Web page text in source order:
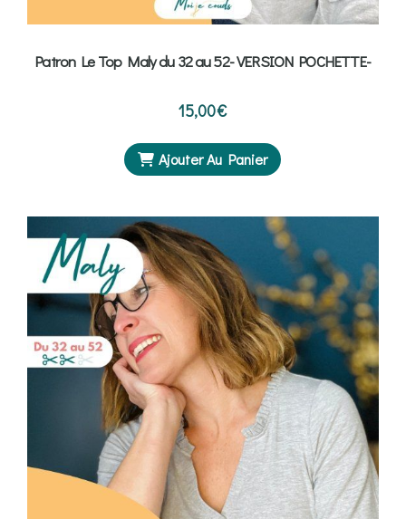
Patron Le Top Maly du 32 au 52- VERSION POCHETTE-
15,00€
Ajouter Au Panier